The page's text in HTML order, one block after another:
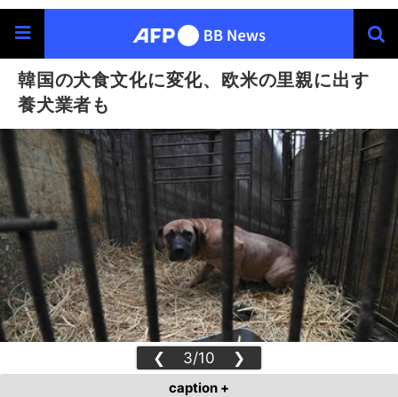
韓国の犬食文化に変化、欧米の里親に出す
養犬業者も
❮ 3/10 ❯
caption +